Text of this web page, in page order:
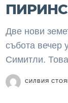
Две нови
събота вечер
Симитли.
СИЛВИЯ